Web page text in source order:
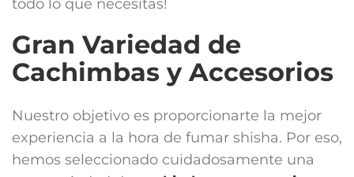
todo lo que necesitas!
Gran Variedad de
Cachimbas y Accesorios
Nuestro objetivo es proporcionarte la mejor
experiencia a la hora de fumar shisha. Por eso,
hemos seleccionado cuidadosamente una